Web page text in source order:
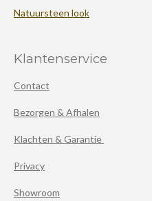
Natuursteen look
Klantenservice
Contact
Bezorgen & Afhalen
Klachten & Garantie
Privacy
Showroom